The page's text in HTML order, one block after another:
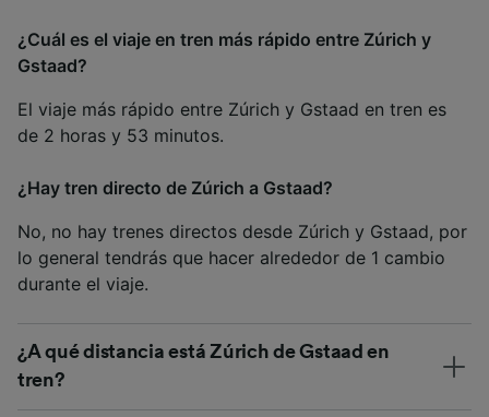
¿Cuál es el viaje en tren más rápido entre Zúrich y
Gstaad?
El viaje más rápido entre Zúrich y Gstaad en tren es
de 2 horas y 53 minutos.
¿Hay tren directo de Zúrich a Gstaad?
No, no hay trenes directos desde Zúrich y Gstaad, por
lo general tendrás que hacer alrededor de 1 cambio
durante el viaje.
¿A qué distancia está Zúrich de Gstaad en
tren?